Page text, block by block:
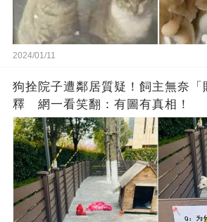
2024/01/11
狗拴院子遭鄰居質疑！飼主無奈「
釋 網一看笑翻：有圖有真相！